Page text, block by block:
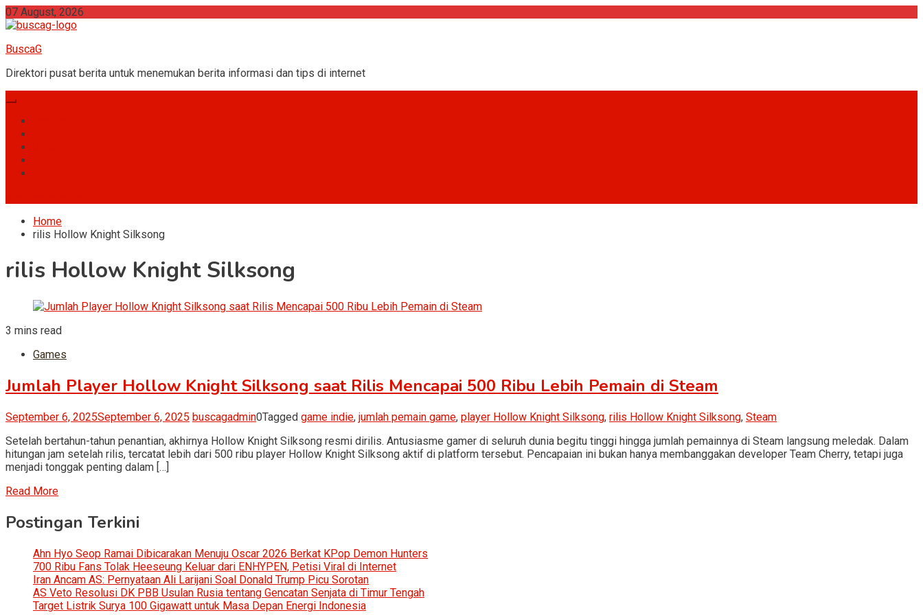
Skip
to
07 August, 2026
BuscaG
Direktori pusat berita untuk menemukan berita informasi dan tips di internet
Home
rilis Hollow Knight Silksong
rilis Hollow Knight Silksong
3 mins read
Games
Jumlah Player Hollow Knight Silksong saat Rilis Mencapai 500 Ribu Lebih Pemain di Steam
September 6, 2025September 6, 2025 buscagadmin0Tagged game indie, jumlah pemain game, player Hollow Knight Silksong, rilis Hollow Knight Silksong, Steam
Setelah bertahun-tahun penantian, akhirnya Hollow Knight Silksong resmi dirilis. Antusiasme gamer di seluruh dunia begitu tinggi hingga jumlah pemainnya di Steam langsung meledak. Dalam
hitungan jam setelah rilis, tercatat lebih dari 500 ribu player Hollow Knight Silksong aktif di platform tersebut. Pencapaian ini bukan hanya membanggakan developer Team Cherry, tetapi juga
menjadi tonggak penting dalam […]
Read More
Postingan Terkini
Ahn Hyo Seop Ramai Dibicarakan Menuju Oscar 2026 Berkat KPop Demon Hunters
700 Ribu Fans Tolak Heeseung Keluar dari ENHYPEN, Petisi Viral di Internet
Iran Ancam AS: Pernyataan Ali Larijani Soal Donald Trump Picu Sorotan
AS Veto Resolusi DK PBB Usulan Rusia tentang Gencatan Senjata di Timur Tengah
Target Listrik Surya 100 Gigawatt untuk Masa Depan Energi Indonesia